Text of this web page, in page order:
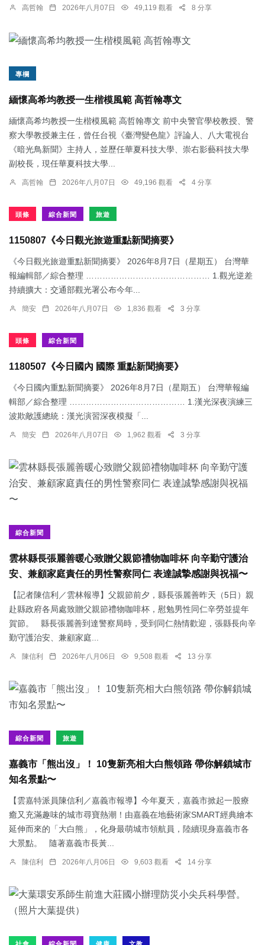
高哲翰 2026年八月07日 49,119 觀看 8 分享
專欄
緬懷高希均教授一生楷模風範 高哲翰專文
緬懷高希均教授一生楷模風範 高哲翰專文 前中央警官學校教授、警
察大學教授兼主任，曾任台視《臺灣變色龍》評論人、八大電視台
《暗光鳥新聞》主持人，並歷任華夏科技大學、崇右影藝科技大學
副校長，現任華夏科技大學...
高哲翰 2026年八月07日 49,196 觀看 4 分享
頭條 綜合新聞 旅遊
1150807《今日觀光旅遊重點新聞摘要》
《今日觀光旅遊重點新聞摘要》 2026年8月7日（星期五） 台灣華
報編輯部／綜合整理 ……………………………………… 1.觀光逆差
持續擴大：交通部觀光署公布今年...
簡安 2026年八月07日 1,836 觀看 3 分享
頭條 綜合新聞
1180507《今日國內 國際 重點新聞摘要》
《今日國內重點新聞摘要》 2026年8月7日（星期五） 台灣華報編
輯部／綜合整理 …………………………………… 1.漢光深夜演練三
波欺敵護總統：​漢光演習深夜模擬「...
簡安 2026年八月07日 1,962 觀看 3 分享
綜合新聞
雲林縣長張麗善暖心致贈父親節禮物咖啡杯 向辛勤守護治
安、兼顧家庭責任的男性警察同仁 表達誠摯感謝與祝福〜
【記者陳信利／雲林報導】父親節前夕，縣長張麗善昨天（5日）親
赴縣政府各局處致贈父親節禮物咖啡杯，慰勉男性同仁辛勞並提年
賀節。 縣長張麗善到達警察局時，受到同仁熱情歡迎，張縣長向辛
勤守護治安、兼顧家庭...
陳信利 2026年八月06日 9,508 觀看 13 分享
綜合新聞 旅遊
嘉義市「熊出沒」！ 10隻新亮相大白熊領路 帶你解鎖城市
知名景點〜
【雲嘉特派員陳信利／嘉義市報導】今年夏天，嘉義市掀起一股療
癒又充滿趣味的城市尋寶熱潮！由嘉義在地藝術家SMART經典繪本
延伸而來的「大白熊」，化身最萌城市領航員，陸續現身嘉義市各
大景點。 隨著嘉義市長黃...
陳信利 2026年八月06日 9,603 觀看 14 分享